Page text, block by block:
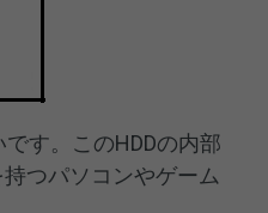
す。このHDDの内部
つパソコンやゲーム